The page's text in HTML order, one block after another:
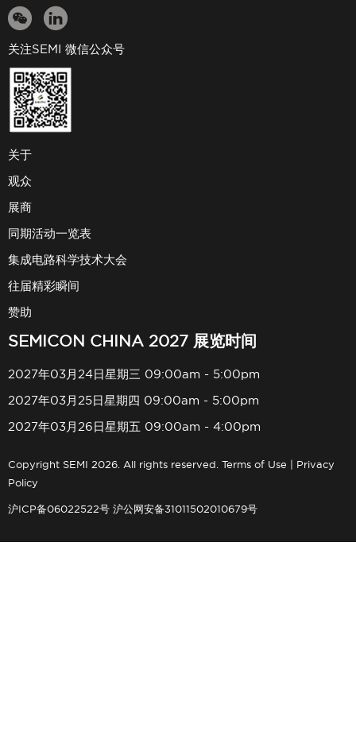
关注SEMI 微信公众号
关于
观众
展商
同期活动一览表
集成电路科学技术大会
往届精彩瞬间
赞助
SEMICON CHINA 2027 展览时间
2027年03月24日星期三 09:00am - 5:00pm
2027年03月25日星期四 09:00am - 5:00pm
2027年03月26日星期五 09:00am - 4:00pm
Copyright SEMI 2026. All rights reserved. Terms of Use
Privacy
Policy
沪ICP备06022522号 沪公网安备31011502010679号